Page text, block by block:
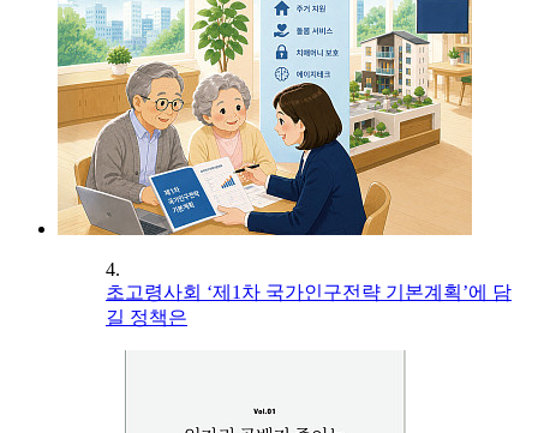
4.
초고령사회 ‘제1차 국가인구전략 기본계획’에 담
길 정책은